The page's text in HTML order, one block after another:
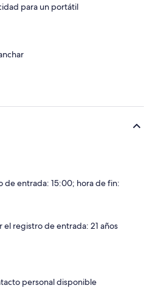
para un portátil
de entrada: 15:00; hora de fin:
el registro de entrada: 21 años
personal disponible